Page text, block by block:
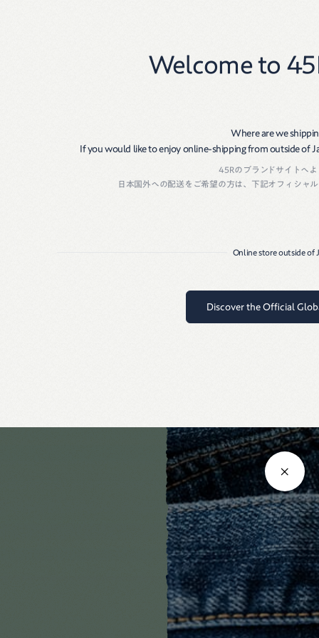
Welcome to
Where are we
If you would like to enjoy online-shipping from outside of
45Rのブランドサイトへ
日本国外への配送をご希望の方は、下記オフィシャ
Online store outside of
Discover the Official